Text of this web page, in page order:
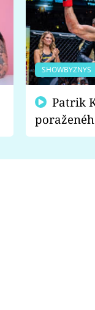
SHOWBYZNYS
fanoušci